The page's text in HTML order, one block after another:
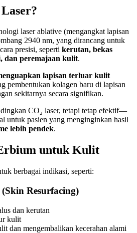
laser ablative (mengangkat lapisan
2940 nm, yang dirancang untuk
presisi, seperti kerutan, bekas
dan peremajaan kulit.
lapisan terluar kulit
pembentukan kolagen baru di lapisan
sekitarnya secara signifikan.
CO₂ laser, tetapi tetap efektif—
untuk pasien yang menginginkan hasil
lebih pendek.
untuk Kulit
berbagai indikasi, seperti:
Resurfacing)
dan kerutan
kulit
dan mengembalikan kecerahan alami